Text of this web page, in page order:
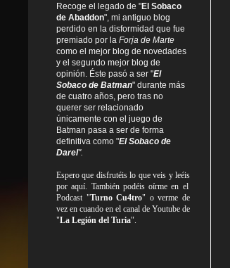
Recoge el legado de "El Sobaco
de Abaddon", mi antiguo blog
perdido en la disformidad que fue
premiado por la Forja de Marte
como el mejor blog de novedades
y el segundo mejor blog de
opinión. Éste pasó a ser "El
Sobaco de Batman" durante más
de cuatro años, pero tras no
querer ser relacionado
únicamente con el juego de
Batman pasa a ser de forma
definitiva como "El Sobaco de
Darel".
Espero que disfrutéis lo queveis yleéis
por aquí. También podéis oírme en el
Podcast "Turno Cu4tro" o verme de
vez en cuando en el canal de Youtube de
"La Legión del Turia".